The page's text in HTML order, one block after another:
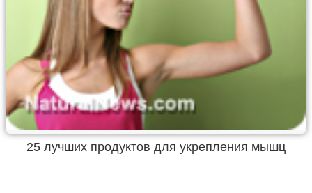
25 лучших продуктов для укрепления мышц